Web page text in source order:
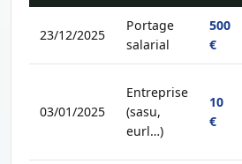
23/12/2025
Portage
salarial
500
€
03/01/2025
Entreprise
(sasu,
eurl…)
10
€